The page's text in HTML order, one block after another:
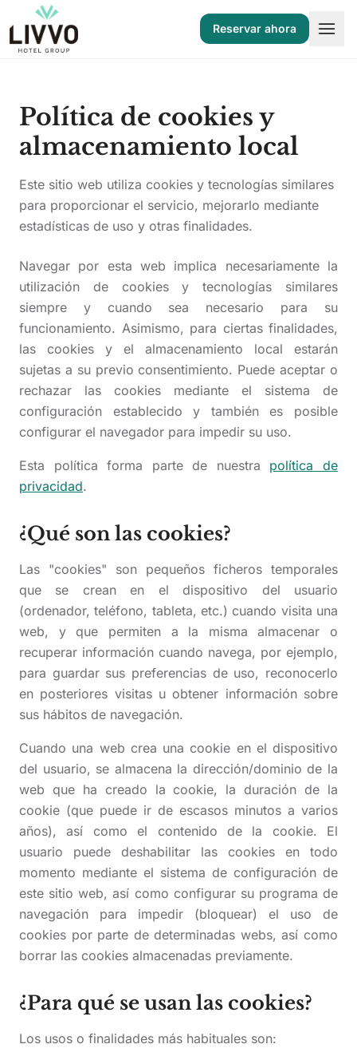
Saltar al contenido
Reservar ahora
ES EN DE FR IT NL
Política de cookies y
almacenamiento local
Este sitio web utiliza cookies y tecnologías similares
para proporcionar el servicio, mejorarlo mediante
estadísticas de uso y otras finalidades.
Navegar por esta web implica necesariamente la
utilización de cookies y tecnologías similares
siempre y cuando sea necesario para su
funcionamiento. Asimismo, para ciertas finalidades,
las cookies y el almacenamiento local estarán
sujetas a su previo consentimiento. Puede aceptar o
rechazar las cookies mediante el sistema de
configuración establecido y también es posible
configurar el navegador para impedir su uso.
Esta política forma parte de nuestra política de
privacidad.
¿Qué son las cookies?
Las "cookies" son pequeños ficheros temporales
que se crean en el dispositivo del usuario
(ordenador, teléfono, tableta, etc.) cuando visita una
web, y que permiten a la misma almacenar o
recuperar información cuando navega, por ejemplo,
para guardar sus preferencias de uso, reconocerlo
en posteriores visitas u obtener información sobre
sus hábitos de navegación.
Cuando una web crea una cookie en el dispositivo
del usuario, se almacena la dirección/dominio de la
web que ha creado la cookie, la duración de la
cookie (que puede ir de escasos minutos a varios
años), así como el contenido de la cookie. El
usuario puede deshabilitar las cookies en todo
momento mediante el sistema de configuración de
este sitio web, así como configurar su programa de
navegación para impedir (bloquear) el uso de
cookies por parte de determinadas webs, así como
borrar las cookies almacenadas previamente.
¿Para qué se usan las cookies?
Los usos o finalidades más habituales son: